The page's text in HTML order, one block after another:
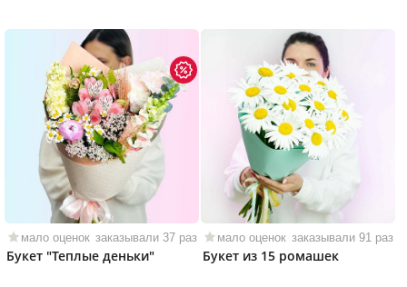
мало оценок заказывали 37 раз
Букет "Теплые деньки"
мало оценок заказывали 91 раз
Букет из 15 ромашек